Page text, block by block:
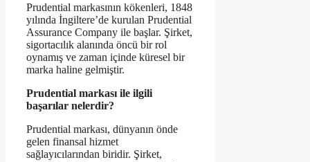
Prudential markasının kökenleri, 1848
yılında İngiltere’de kurulan Prudential
Assurance Company ile başlar. Şirket,
sigortacılık alanında öncü bir rol
oynamış ve zaman içinde küresel bir
marka haline gelmiştir.
Prudential markası ile ilgili
başarılar nelerdir?
Prudential markası, dünyanın önde
gelen finansal hizmet
sağlayıcılarından biridir. Şirket,